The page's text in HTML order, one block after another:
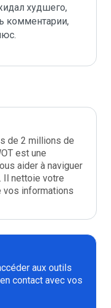
худшего,
комментарии,
de 2 millions de
est une
aider à naviguer
Il nettoie votre
vos informations
aux outils
contact avec vos